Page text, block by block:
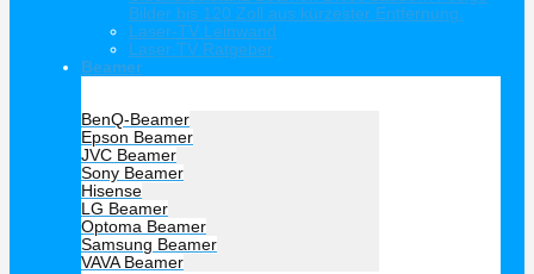
Bilder bis 120 Zoll aus kürzester Entfernung.
Laser-TV Leinwand
Laser TV Ratgeber
Beamer
BenQ-Beamer
Epson Beamer
JVC Beamer
Sony Beamer
Hisense
LG Beamer
Optoma Beamer
Samsung Beamer
VAVA Beamer